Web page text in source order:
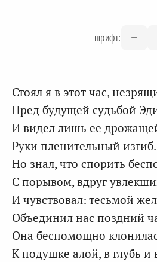
шрифт:
Стоял я в этот час,
Пред будущей судьбой
И видел лишь ее
Руки пленительный изгиб.
Но знал, что спорить
С порывом, вдруг
И чувствовал: тесьмой
Объединил нас поздний
Она беспомощно
К подушке алой, в глубь и